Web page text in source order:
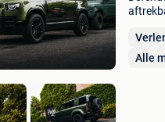
💚💣
Alle